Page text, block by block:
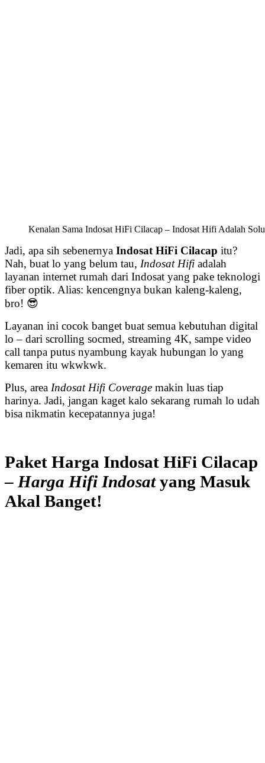
Kenalan Sama Indosat HiFi Cilacap – Indosat Hifi Adalah
Jadi, apa sih sebenernya Indosat HiFi Cilacap itu?
Nah, buat lo yang belum tau, Indosat Hifi adalah
layanan internet rumah dari Indosat yang pake teknologi
fiber optik. Alias: kencengnya bukan kaleng-kaleng,
bro! 😎
Layanan ini cocok banget buat semua kebutuhan digital
lo – dari scrolling socmed, streaming 4K, sampe video
call tanpa putus nyambung kayak hubungan lo yang
kemaren itu wkwkwk.
Plus, area Indosat Hifi Coverage makin luas tiap
harinya. Jadi, jangan kaget kalo sekarang rumah lo udah
bisa nikmatin kecepatannya juga!
Paket Harga Indosat HiFi Cilacap
– Harga Hifi Indosatyang Masuk
Akal Banget!